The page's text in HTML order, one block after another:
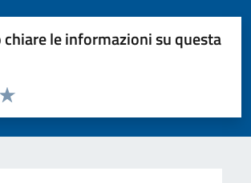
chiare le informazioni su questa
la pagina
5 stelle su 5
4 stelle su 5
su 5
su 5
5